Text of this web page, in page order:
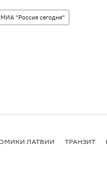
МИА "Россия сегодня"
ЛАТВИИ ТРАНЗИТ